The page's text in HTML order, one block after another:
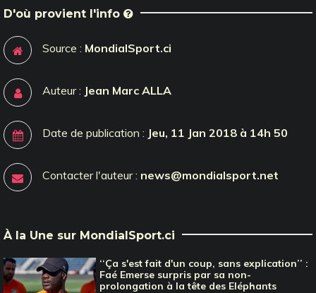
D'où provient l'info
Source : MondialSport.ci
Auteur : Jean Marc ALLA
Date de publication : Jeu, 11 Jan 2018 à 14h 50
Contacter l'auteur : news@mondialsport.net
À la Une sur MondialSport.ci
‘‘Ça s'est fait d'un coup, sans explication’’ :
Faé Emerse surpris par sa non-
prolongation à la tête des Eléphants